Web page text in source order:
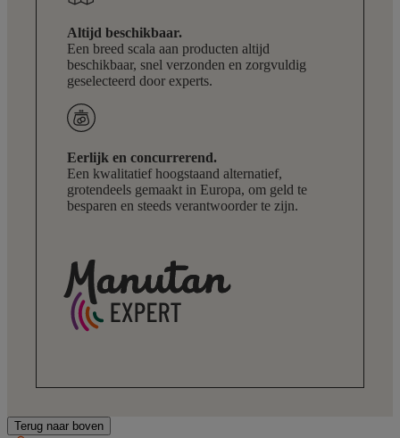
Altijd beschikbaar.
Een breed scala aan producten altijd
beschikbaar, snel verzonden en zorgvuldig
geselecteerd door experts.
Eerlijk en concurrerend.
Een kwalitatief hoogstaand alternatief,
grotendeels gemaakt in Europa, om geld te
besparen en steeds verantwoorder te zijn.
Terug naar boven